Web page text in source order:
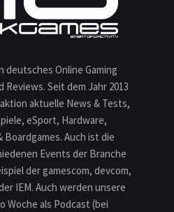
deutsches Online Gaming
Reviews. Seit dem Jahr 2013
aktuelle News & Tests,
eSport, Hardware,
Boardgames. Auch ist die
Events der Branche
der gamescom, devcom,
IEM. Auch werden unsere
Woche als Podcast (bei